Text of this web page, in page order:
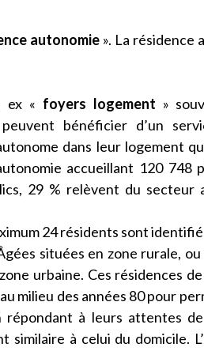
autonomie ». La résidence
ex « foyers logement »
bénéficier d’un
dans leur logement
accueillant 120 748
29 % relèvent du secteur
24 résidents sont
situées en zone rurale, ou
urbaine. Ces résidences
milieu des années 80 pour
à leurs attentes
similaire à celui du domicile.